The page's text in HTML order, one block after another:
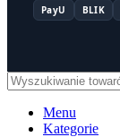
PayU BLIK
Menu
Kategorie